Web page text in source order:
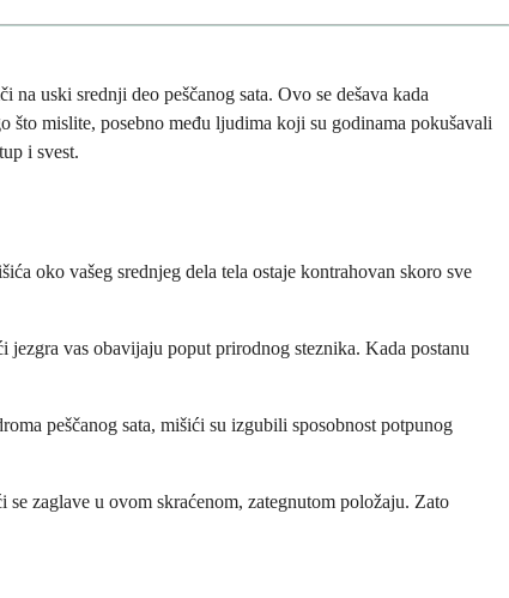
uski srednji deo peščanog sata. Ovo se dešava kada
što mislite, posebno među ljudima koji su godinama pokušavali
i svest.
oko vašeg srednjeg dela tela ostaje kontrahovan skoro sve
vas obavijaju poput prirodnog steznika. Kada postanu
peščanog sata, mišići su izgubili sposobnost potpunog
zaglave u ovom skraćenom, zategnutom položaju. Zato